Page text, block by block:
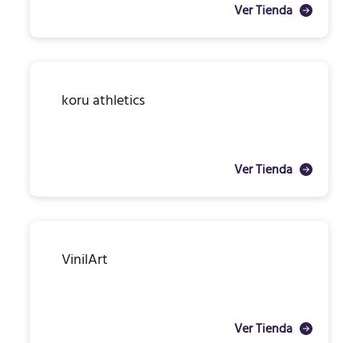
Ver Tienda
koru athletics
Ver Tienda
VinilArt
Ver Tienda